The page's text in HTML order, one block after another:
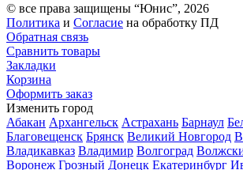
© все права защищены “Юнис”, 2026
Политика и Согласие на обработку ПД
Обратная связь
Сравнить товары
Закладки
Корзина
Оформить заказ
Изменить город
Абакан Архангельск Астрахань Барнаул
Благовещенск Брянск Великий Новгород
Владикавказ Владимир Волгоград
Воронеж Грозный Донецк Екатеринбург